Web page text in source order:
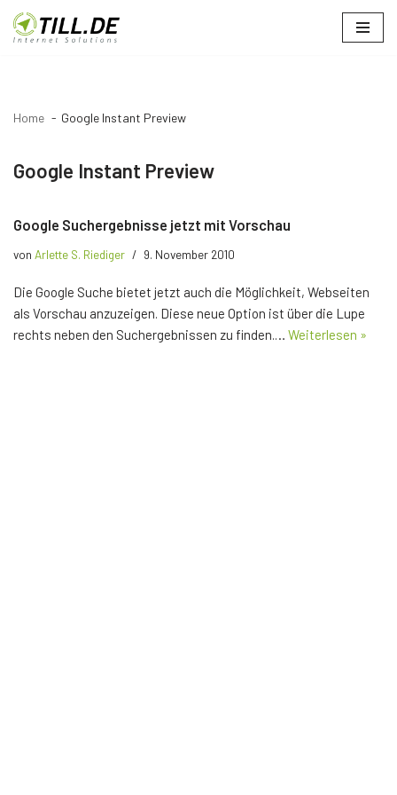
Zum
Home Google Instant Preview
Google Instant Preview
Google Suchergebnisse jetzt mit Vorschau
von Arlette S. Riediger 9. November 2010
Die Google Suche bietet jetzt auch die Möglichkeit, Webseiten
als Vorschau anzuzeigen. Diese neue Option ist über die Lupe
rechts neben den Suchergebnissen zu finden.… Weiterlesen »